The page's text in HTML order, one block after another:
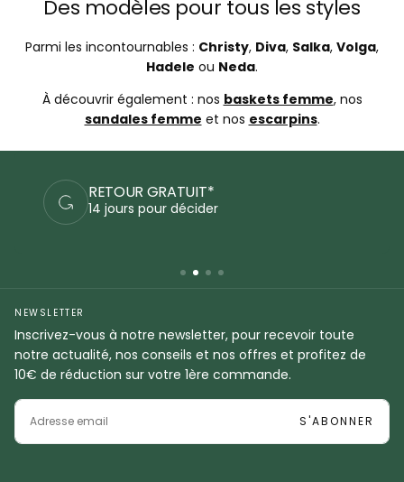
Des modèles pour tous les styles
Parmi les incontournables : Christy, Diva, Salka, Volga,
Hadele ou Neda.
À découvrir également : nos baskets femme, nos
sandales femme et nos escarpins.
RETOUR GRATUIT*
14 jours pour décider
NEWSLETTER
Inscrivez-vous à notre newsletter, pour recevoir toute
notre actualité, nos conseils et nos offres et profitez de
10€ de réduction sur votre 1ère commande.
EMAIL
S'ABONNER